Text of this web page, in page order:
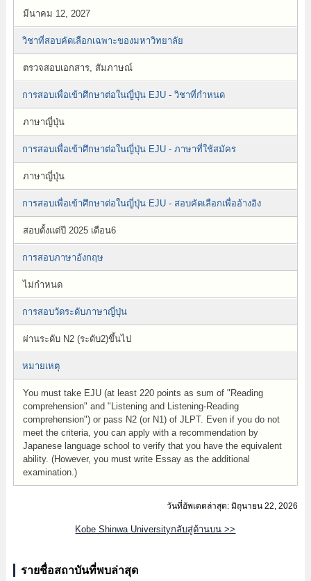
มีนาคม 12, 2027
วิชาที่สอบคัดเลือกเฉพาะของมหาวิทยาลัย
ตรวจสอบเอกสาร, สัมภาษณ์
การสอบเพื่อเข้าศึกษาต่อในญี่ปุ่น EJU - วิชาที่กำหนด
ภาษาญี่ปุ่น
การสอบเพื่อเข้าศึกษาต่อในญี่ปุ่น EJU - ภาษาที่ใช้สมัคร
ภาษาญี่ปุ่น
การสอบเพื่อเข้าศึกษาต่อในญี่ปุ่น EJU - สอบคัดเลือกเพื่ออ้างอิง
สอบตั้งแต่ปี 2025 เดือน6
การสอบภาษาอังกฤษ
ไม่กำหนด
การสอบวัดระดับภาษาญี่ปุ่น
ผ่านระดับ N2 (ระดับ2)ขึ้นไป
หมายเหตุ
You must take EJU (at least 220 points as sum of "Reading
comprehension" and "Listening and Listening-Reading
comprehension") or pass N2 (or N1) of JLPT. Even if you do not
meet the criteria, you can apply with a recommendation by
Japanese language school to verify that you have the equivalent
ability. (However, you must write Essay as the additional
examination.)
วันที่อัพเดตล่าสุด: มิถุนายน 22, 2026
Kobe Shinwa Universityกลับสู่ด้านบน >>
รายชื่อสถาบันที่พบล่าสุด